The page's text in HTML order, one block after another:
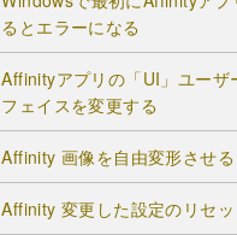
るとエラーになる
Affinityアプリの「UI」ユーザ
フェイスを変更する
Affinity 画像を自由変形させる
Affinity 変更した設定のリセ